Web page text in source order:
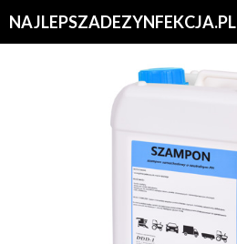
NAJLEPSZADEZYNFEKCJA.PL